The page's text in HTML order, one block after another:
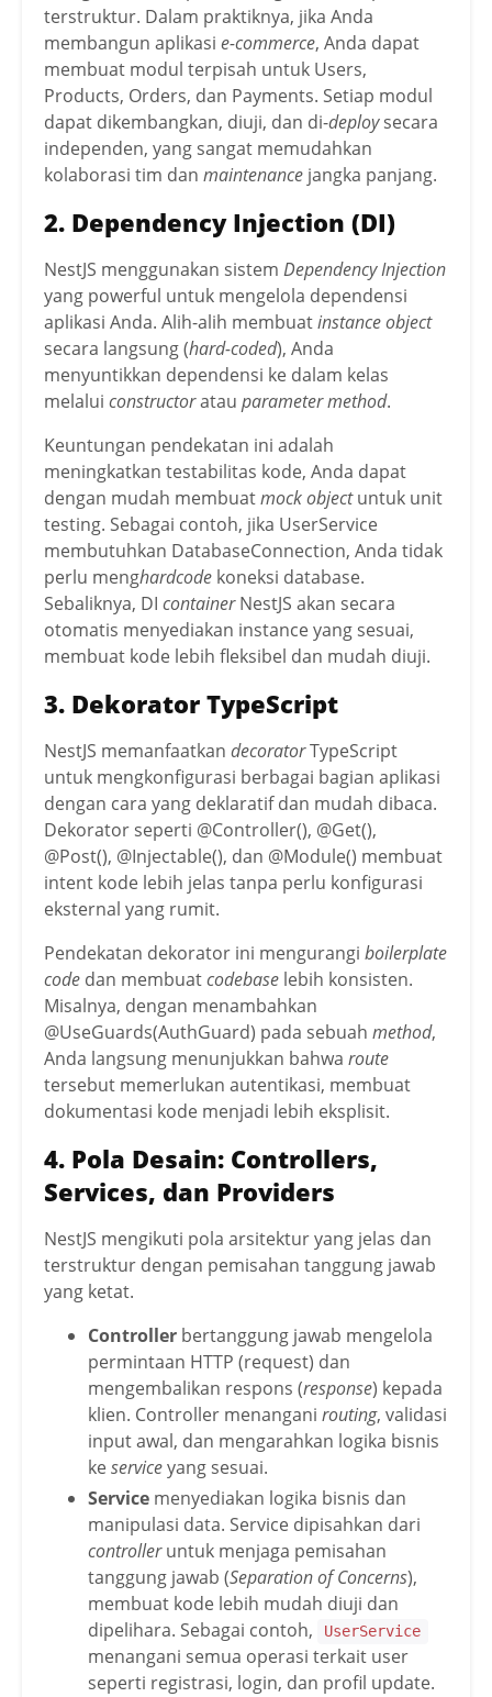
terstruktur. Dalam praktiknya, jika Anda
membangun aplikasi e-commerce, Anda dapat
membuat modul terpisah untuk Users,
Products, Orders, dan Payments. Setiap modul
dapat dikembangkan, diuji, dan di-deploysecara
independen, yang sangat memudahkan
kolaborasi tim dan maintenance jangka panjang.
2. Dependency Injection (DI)
NestJS menggunakan sistem Dependency Injection
yang powerful untuk mengelola dependensi
aplikasi Anda. Alih-alih membuatinstance object
secara langsung (hard-coded), Anda
menyuntikkan dependensi ke dalam kelas
melalui constructoratau parameter method.
Keuntungan pendekatan ini adalah
meningkatkan testabilitas kode, Anda dapat
dengan mudah membuatmock objectuntuk unit
testing. Sebagai contoh, jika UserService
membutuhkan DatabaseConnection, Anda tidak
perlu menghardcode koneksi database.
Sebaliknya, DI containerNestJS akan secara
otomatis menyediakan instance yang sesuai,
membuat kode lebih fleksibel dan mudah diuji.
3. Dekorator TypeScript
NestJS memanfaatkan decoratorTypeScript
untuk mengkonfigurasi berbagai bagian aplikasi
dengan cara yang deklaratif dan mudah dibaca.
Dekorator seperti @Controller(), @Get(),
@Post(), @Injectable(), dan @Module() membuat
intent kode lebih jelas tanpa perlu konfigurasi
eksternal yang rumit.
Pendekatan dekorator ini mengurangi boilerplate
code dan membuatcodebase lebih konsisten.
Misalnya, dengan menambahkan
@UseGuards(AuthGuard) pada sebuah method,
Anda langsung menunjukkan bahwa route
tersebut memerlukan autentikasi, membuat
dokumentasi kode menjadi lebih eksplisit.
4. Pola Desain: Controllers,
Services, dan Providers
NestJS mengikuti pola arsitektur yang jelas dan
terstruktur dengan pemisahan tanggung jawab
yang ketat.
Controller bertanggung jawab mengelola
permintaan HTTP (request) dan
mengembalikan respons (response) kepada
klien. Controller menangani routing, validasi
input awal, dan mengarahkan logika bisnis
keserviceyang sesuai.
Service menyediakan logika bisnis dan
manipulasi data. Service dipisahkan dari
controlleruntuk menjaga pemisahan
tanggung jawab (Separation of Concerns),
membuat kode lebih mudah diuji dan
dipelihara. Sebagai contoh,
UserService
menangani semua operasi terkait user
seperti registrasi, login, dan profil update.